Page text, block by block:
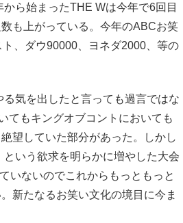
ら始まったTHE Wは今年で6回目
も上がっている。今年のABCお笑
、ダウ90000、ヨネダ2000、等の
気を出したと言っても過言ではな
てもキングオブコントにおいても
望していた部分があった。しかし
いう欲求を明らかに増やした大会
いないのでこれからもっともっと
新たなるお笑い文化の境目に今ま